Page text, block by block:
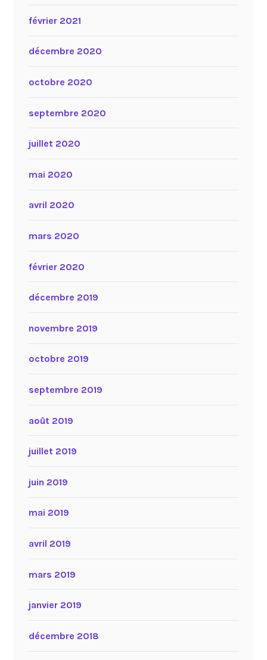
février 2021
décembre 2020
octobre 2020
septembre 2020
juillet 2020
mai 2020
avril 2020
mars 2020
février 2020
décembre 2019
novembre 2019
octobre 2019
septembre 2019
août 2019
juillet 2019
juin 2019
mai 2019
avril 2019
mars 2019
janvier 2019
décembre 2018